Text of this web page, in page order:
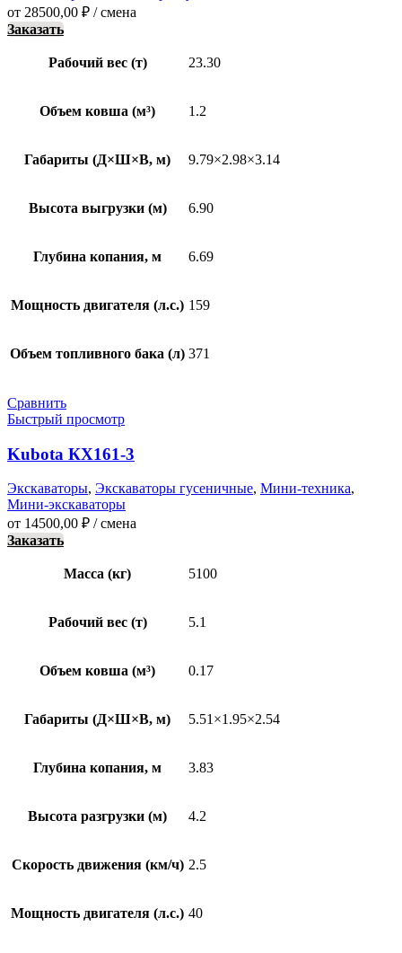
от 28500,00 ₽ / смена
Заказать
Рабочий вес (т) 23.30
Объем ковша (м³) 1.2
Габариты (Д×Ш×В, м) 9.79×2.98×3.14
Высота выгрузки (м) 6.90
Глубина копания, м 6.69
Мощность двигателя (л.с.) 159
Объем топливного бака (л) 371
Сравнить
Быстрый просмотр
Kubota КХ161-3
Экскаваторы, Экскаваторы гусеничные, Мини-техника,
Мини-экскаваторы
от 14500,00 ₽ / смена
Заказать
Масса (кг) 5100
Рабочий вес (т) 5.1
Объем ковша (м³) 0.17
Габариты (Д×Ш×В, м) 5.51×1.95×2.54
Глубина копания, м 3.83
Высота разгрузки (м) 4.2
Скорость движения (км/ч) 2.5
Мощность двигателя (л.с.) 40